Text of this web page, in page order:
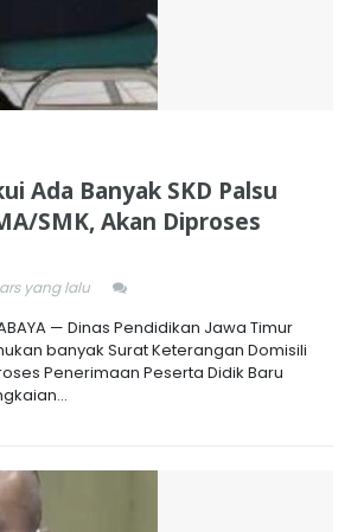
Ada Banyak SKD Palsu
SMK, Akan Diproses
yang lalu
— Dinas Pendidikan Jawa Timur
banyak Surat Keterangan Domisili
Penerimaan Peserta Didik Baru